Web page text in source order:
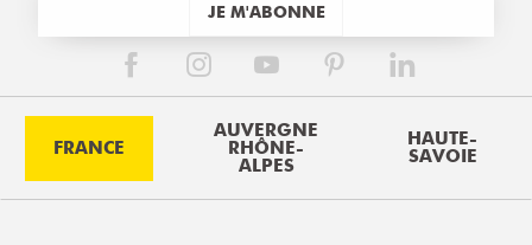
JE M'ABONNE
FRANCE
AUVERGNE
RHÔNE-
ALPES
HAUTE-
SAVOIE